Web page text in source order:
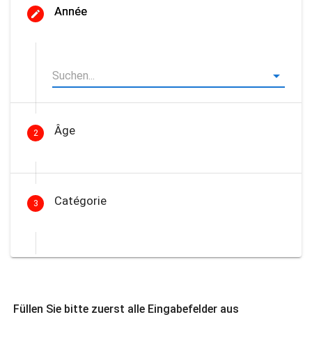
Année
2 Âge
3 Catégorie
Füllen Sie bitte zuerst alle Eingabefelder aus